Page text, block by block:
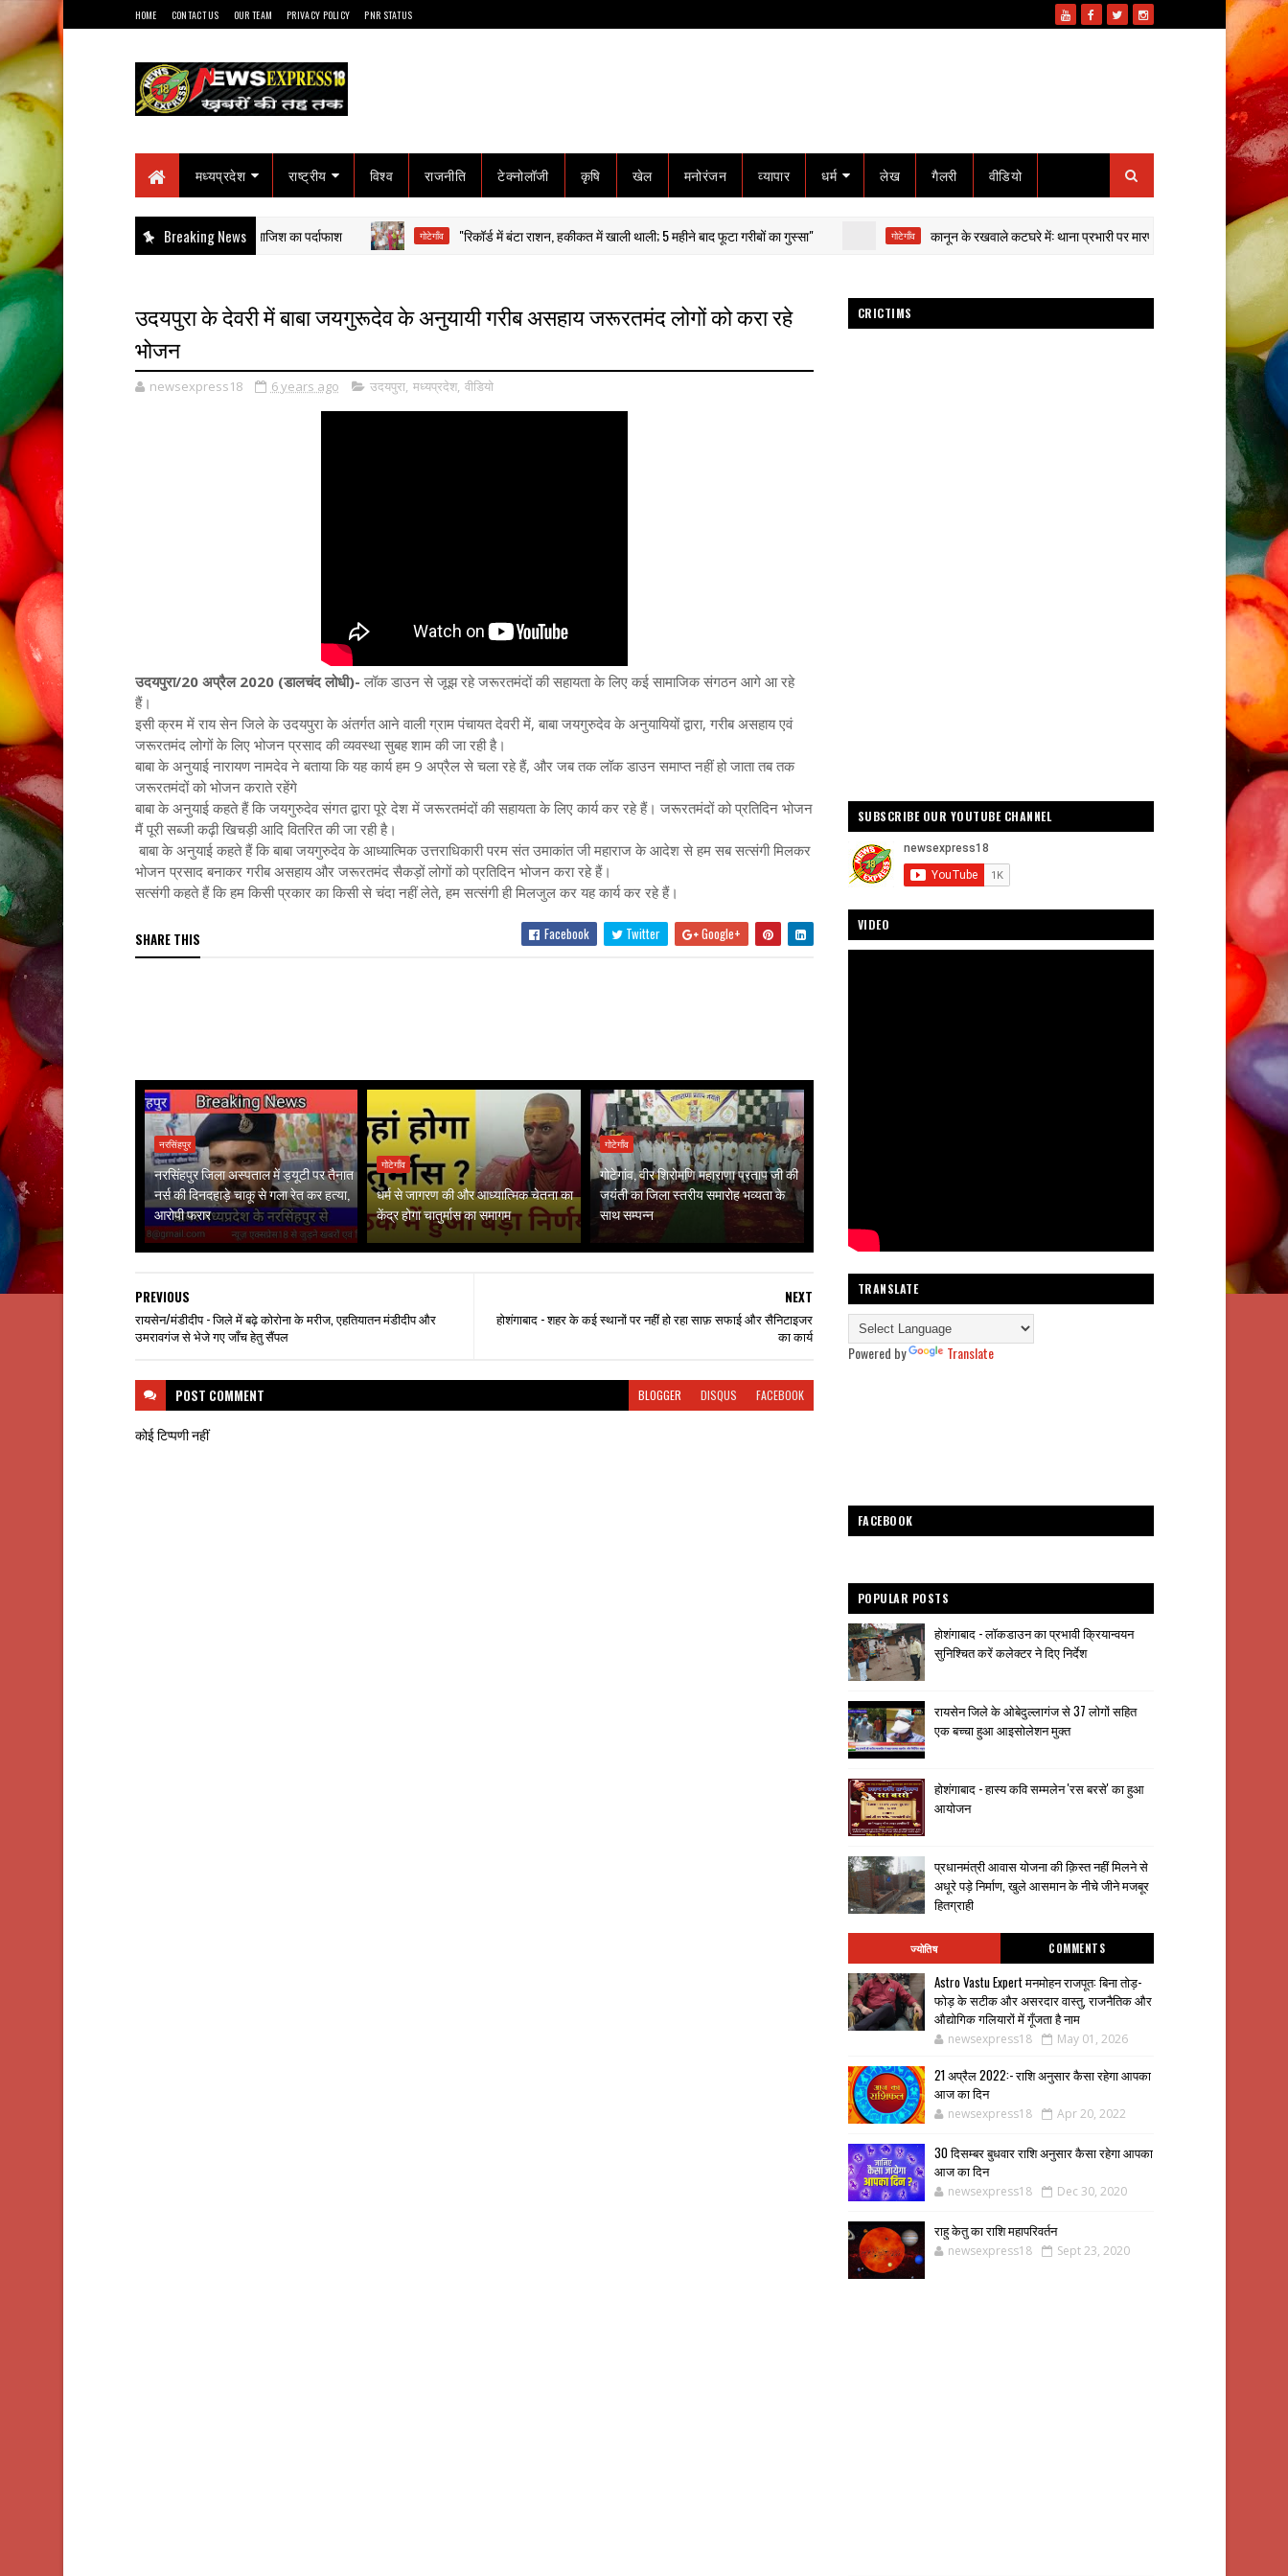
HOME CONTACT US OUR TEAM PRIVACY POLICY PNR STATUS
मध्यप्रदेश राष्ट्रीय विश्व राजनीति टेक्नोलॉजी कृषि खेल मनोरंजन व्यापार धर्म लेख गैलरी वीडियो
Breaking News
हाईवा से कुचलकर सड़क हादसा दिखाने की साजिश का पर्दाफाश गोटेगाँव "रिकॉर्ड में बंटा राशन, हकीकत में खाली थाली; 5 महीने बाद फूटा गरीबों का गुस्सा" कानून के रखवाले कटघरे में: थाना प्रभारी पर मारपीट-वसूली के गंभीर आरोप, पीड़ित युवक
उदयपुरा के देवरी में बाबा जयगुरूदेव के अनुयायी गरीब असहाय जरूरतमंद लोगों को करा रहे
भोजन
newsexpress18 6 years ago उदयपुरा, मध्यप्रदेश, वीडियो
उदयपुरा/20 अप्रैल 2020 (डालचंद लोधी)- लॉक डाउन से जूझ रहे जरूरतमंदों की सहायता के लिए कई सामाजिक संगठन आगे आ रहे
हैं।
इसी क्रम में राय सेन जिले के उदयपुरा के अंतर्गत आने वाली ग्राम पंचायत देवरी में, बाबा जयगुरुदेव के अनुयायियों द्वारा, गरीब असहाय एवं
जरूरतमंद लोगों के लिए भोजन प्रसाद की व्यवस्था सुबह शाम की जा रही है।
बाबा के अनुयाई नारायण नामदेव ने बताया कि यह कार्य हम 9 अप्रैल से चला रहे हैं, और जब तक लॉक डाउन समाप्त नहीं हो जाता तब तक
जरूरतमंदों को भोजन कराते रहेंगे
बाबा के अनुयाई कहते हैं कि जयगुरुदेव संगत द्वारा पूरे देश में जरूरतमंदों की सहायता के लिए कार्य कर रहे हैं। जरूरतमंदों को प्रतिदिन भोजन
मैं पूरी सब्जी कढ़ी खिचड़ी आदि वितरित की जा रही है।
बाबा के अनुयाई कहते हैं कि बाबा जयगुरुदेव के आध्यात्मिक उत्तराधिकारी परम संत उमाकांत जी महाराज के आदेश से हम सब सत्संगी मिलकर
भोजन प्रसाद बनाकर गरीब असहाय और जरूरतमंद सैकड़ों लोगों को प्रतिदिन भोजन करा रहे हैं।
सत्संगी कहते हैं कि हम किसी प्रकार का किसी से चंदा नहीं लेते, हम सत्संगी ही मिलजुल कर यह कार्य कर रहे हैं।
SHARE THIS Facebook Twitter Google+
नरसिंहपुर
नरसिंहपुर जिला अस्पताल में ड्यूटी पर तैनात
नर्स की दिनदहाड़े चाकू से गला रेत कर हत्या,
आरोपी फरार
गोटेगाँव
धर्म से जागरण की और आध्यात्मिक चेतना का
केंद्र होगा चातुर्मास का समागम
गोटेगाँव
गोटेगांव, वीर शिरोमणि महाराणा प्रताप जी की
जयंती का जिला स्तरीय समारोह भव्यता के
साथ सम्पन्न
NEXT
होशंगाबाद - शहर के कई स्थानों पर नहीं हो रहा साफ़ सफाई और सैनिटाइजर
का कार्य
PREVIOUS
रायसेन/मंडीदीप - जिले में बढ़े कोरोना के मरीज, एहतियातन मंडीदीप और
उमरावगंज से भेजे गए जाँच हेतु सैंपल
POST COMMENT BLOGGER DISQUS FACEBOOK
कोई टिप्पणी नहीं
CRICTIMS
SUBSCRIBE OUR YOUTUBE CHANNEL
VIDEO
TRANSLATE
Powered by Translate
FACEBOOK
POPULAR POSTS
होशंगाबाद - लॉकडाउन का प्रभावी क्रियान्वयन
सुनिश्चित करें कलेक्टर ने दिए निर्देश
रायसेन जिले के ओबेदुल्लागंज से 37 लोगों सहित
एक बच्चा हुआ आइसोलेशन मुक्त
होशंगाबाद - हास्य कवि सम्मलेन 'रस बरसे' का हुआ
आयोजन
प्रधानमंत्री आवास योजना की क़िस्त नहीं मिलने से
अधूरे पड़े निर्माण, खुले आसमान के नीचे जीने मजबूर
हितग्राही
ज्योतिष COMMENTS
Astro Vastu Expert मनमोहन राजपूत: बिना तोड़-
फोड़ के सटीक और असरदार वास्तु, राजनैतिक और
औद्योगिक गलियारों में गूँजता है नाम
newsexpress18 May 01, 2026
21 अप्रैल 2022:- राशि अनुसार कैसा रहेगा आपका
आज का दिन
newsexpress18 Apr 20, 2022
30 दिसम्बर बुधवार राशि अनुसार कैसा रहेगा आपका
आज का दिन
newsexpress18 Dec 30, 2020
राहु केतु का राशि महापरिवर्तन
newsexpress18 Sept 23, 2020